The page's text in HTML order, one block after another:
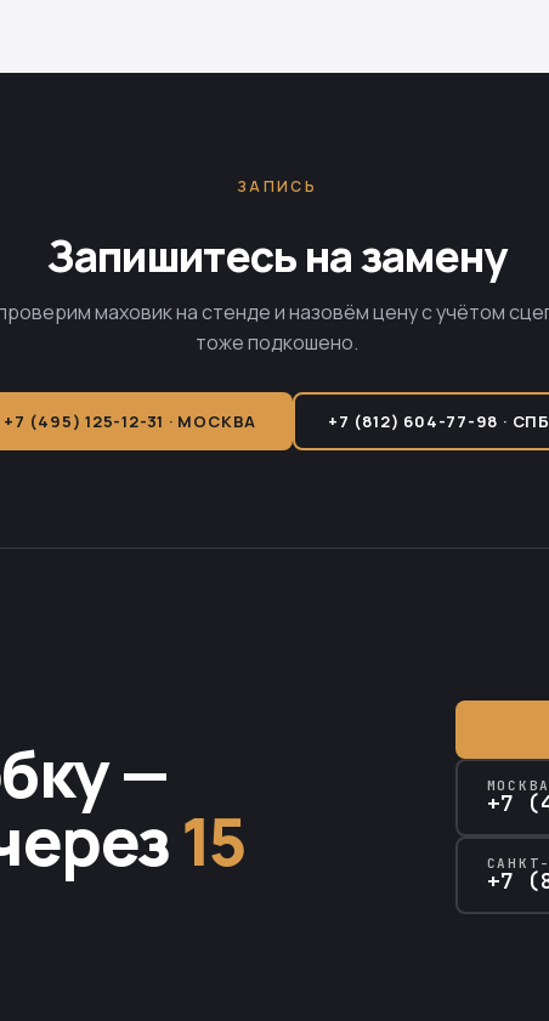
ЗАПИСЬ
Запишитесь на замену
маховик на стенде и назовём цену с учётом
тоже подкошено.
+7 (495) 125-12-31 · МОСКВА +7 (812) 604-77-98 · СПБ
—
15 +7
+7